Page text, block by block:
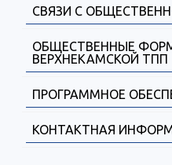
СВЯЗИ С
ОБЩЕСТВЕННЫЕ
ВЕРХНЕКАМСКОЙ ТПП
ПРОГРАММНОЕ
КОНТАКТНАЯ